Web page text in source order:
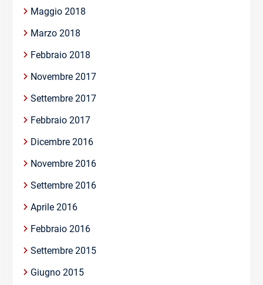
Maggio 2018
Marzo 2018
Febbraio 2018
Novembre 2017
Settembre 2017
Febbraio 2017
Dicembre 2016
Novembre 2016
Settembre 2016
Aprile 2016
Febbraio 2016
Settembre 2015
Giugno 2015